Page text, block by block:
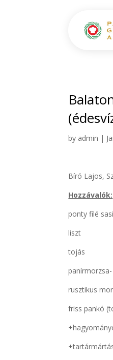
by admin |
Bíró Lajos,
Hozzávalók:
ponty filé
liszt
tojás
rusztikus
friss pankó